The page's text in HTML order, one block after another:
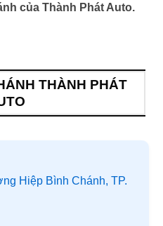
của Thành Phát Auto.
THÀNH PHÁT
Hiệp Bình Chánh, TP.